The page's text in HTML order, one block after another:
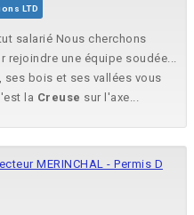
LTD
salarié Nous cherchons
rejoindre une équipe soudée...
, ses bois et ses vallées vous
la Creuse sur l'axe...
MERINCHAL - Permis D